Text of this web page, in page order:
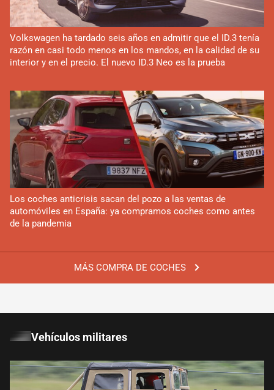
MÁS COMPRA DE COCHES
Volkswagen ha tardado seis años en admitir que el ID.3 tenía
razón en casi todo menos en los mandos, en la calidad de su
interior y en el precio. El nuevo ID.3 Neo es la prueba
Los coches anticrisis sacan del pozo a las ventas de
automóviles en España: ya compramos coches como antes
de la pandemia
Vehículos militares